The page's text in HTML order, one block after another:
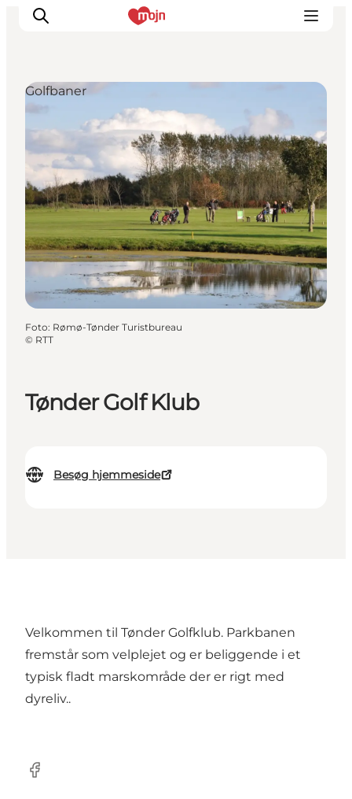
Oplevelser
Byer & Steder
Det sker
Overnatning
Planlæg din ferie
Booking
Tønder Golf Klub
Besøg hjemmeside
Golfbaner
Foto: Rømø-Tønder Turistbureau
© RTT
Velkommen til Tønder Golfklub. Parkbanen
fremstår som velplejet og er beliggende i et
typisk fladt marskområde der er rigt med
dyreliv..
Facebook